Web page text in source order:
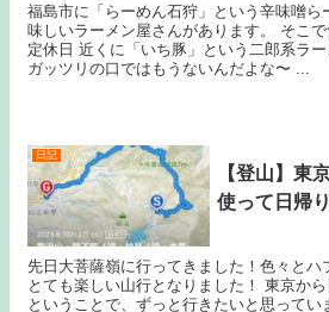
福島市に「らーめん石狩」という辛味噌ら
味しいラーメン屋さんがあります。 そこ
定休日 近くに「いち豚」という二郎系ラー
ガッツリの口ではもうないんだよな〜 ...
日記
【登山】東
使って日帰
先日大菩薩嶺に行ってきました！色々とハ
とても楽しい山行となりました！ 東京か
ということで、ずっと行きたいと思ってい